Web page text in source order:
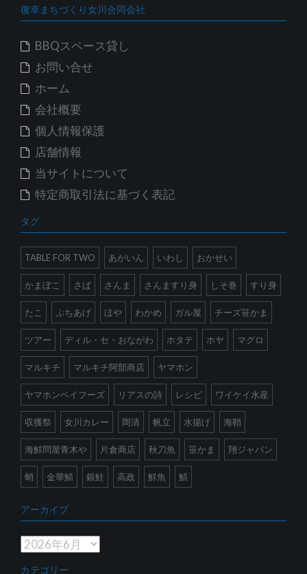
復幸まちづくり女川合同会社
BBQスペース貸し
お問い合せ
ホーム
会社概要
個人情報保護
店舗情報
当サイトについて
特定商取引法に基づく表記
タグ
TABLE FOR TWO あがいん いわし おかせい
かまぼこ さば さんま さんますり身 しそ巻 すり身
たこ ぷちあげ ほや わかめ ガル屋 チーズ笹かま
ツアー ディル・セ・おながわ ホタテ ホヤ マグロ
マルキチ マルキチ阿部商店 ヤマホン
ヤマホンベイフーズ リアスの詩 レシピ ワイケイ水産
収獲祭 女川カレー 岡清 帆立 水揚げ 海鞘
海鮮問屋青木や 片倉商店 秋刀魚 笹かま 翔ジャパン
蛸 金華鯖 銀鮭 高政 鮮魚 鯖
アーカイブ
ア
カテゴリー